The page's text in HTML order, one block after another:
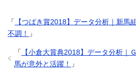
「
【つばき賞2018】データ分析｜新馬
不調！
」
「
【小倉大賞典2018】データ分析｜
馬が意外と活躍！
」